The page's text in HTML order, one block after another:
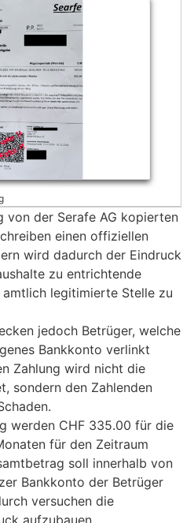
von der Serafe AG kopierten
einen offiziellen
wird dadurch der Eindruck
zu entrichtende
legitimierte Stelle zu
jedoch Betrüger, welche
Bankkonto verlinkt
Zahlung wird nicht die
sondern den Zahlenden
werden CHF 335.00 für die
für den Zeitraum
soll innerhalb von
Bankkonto der Betrüger
versuchen die